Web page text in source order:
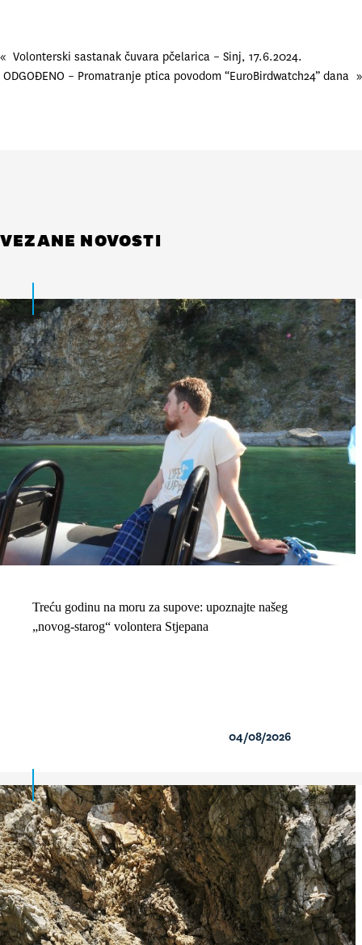
« Volonterski sastanak čuvara pčelarica – Sinj, 17.6.2024.
ODGOĐENO – Promatranje ptica povodom “EuroBirdwatch24” dana »
VEZANE NOVOSTI
Treću godinu na moru za supove: upoznajte našeg
„novog-starog“ volontera Stjepana
04/08/2026